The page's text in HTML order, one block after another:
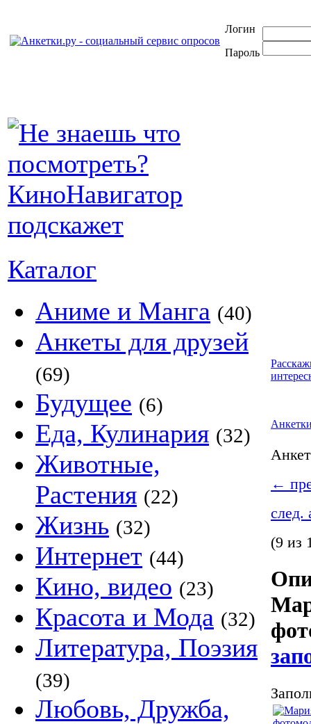
Логин
Пароль
Каталог
Аниме и Манга (40)
Анкеты для друзей
(69)
Будущее (6)
Еда, Кулинария (32)
Животные,
Растения (22)
Жизнь (32)
Интернет (44)
Кино, видео (23)
Красота и Мода (32)
Литература, Поэзия
(39)
Любовь, Дружба,
←
след.
(9 из